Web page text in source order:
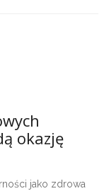
okazję
jako zdrowa